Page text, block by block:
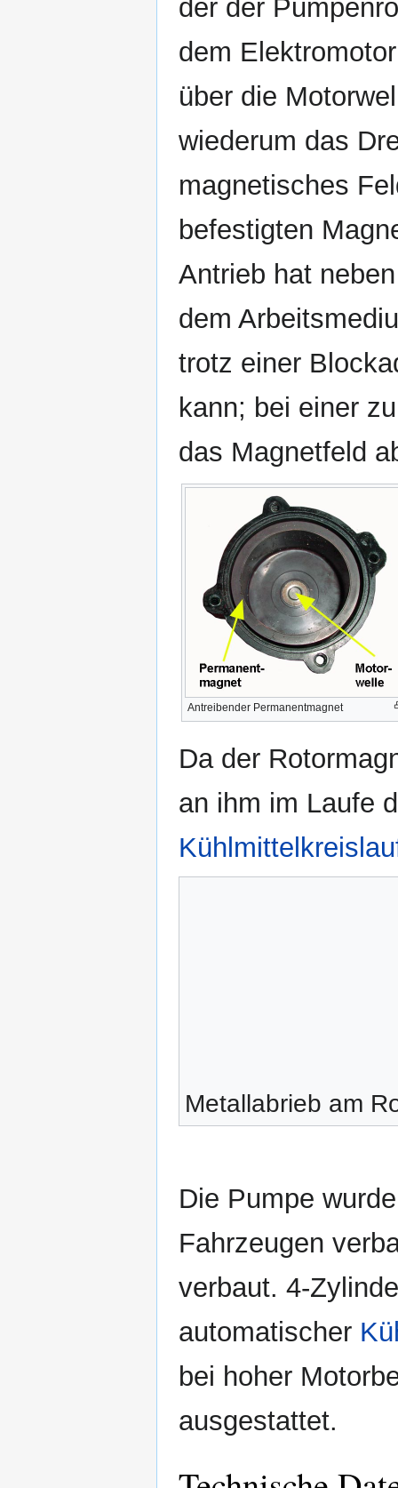
der der
dem
über die
wiederum das
magnetisches
befestigten
Antrieb hat
dem
trotz einer
kann; bei einer
das Magnetfeld
Antreibender Permanentmagnet
Da der
an ihm im Laufe
Metallabrieb am
Die Pumpe
Fahrzeugen
verbaut. 4-
automatischer
bei hoher
ausgestattet.